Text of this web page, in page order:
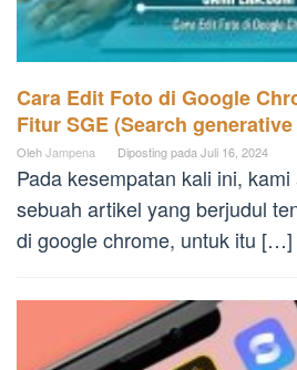
Cara Edit Foto di Google
Fitur SGE (Search
OlehJampena Diposting pada Juli 16, 2024
Pada kesempatan kali ini,
sebuah artikel yang berjudul
di google chrome, untuk itu […]